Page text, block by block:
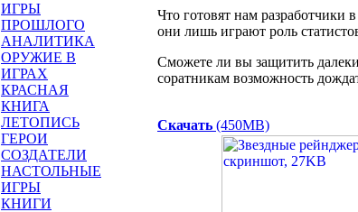
ИГРЫ
ПРОШЛОГО
АНАЛИТИКА
ОРУЖИЕ В
ИГРАХ
КРАСНАЯ
КНИГА
ЛЕТОПИСЬ
ГЕРОИ
СОЗДАТЕЛИ
НАСТОЛЬНЫЕ
ИГРЫ
КНИГИ
Что готовят нам разработчики
они лишь играют роль
Сможете ли вы защитить
соратникам возможность
Скачать (450MB)